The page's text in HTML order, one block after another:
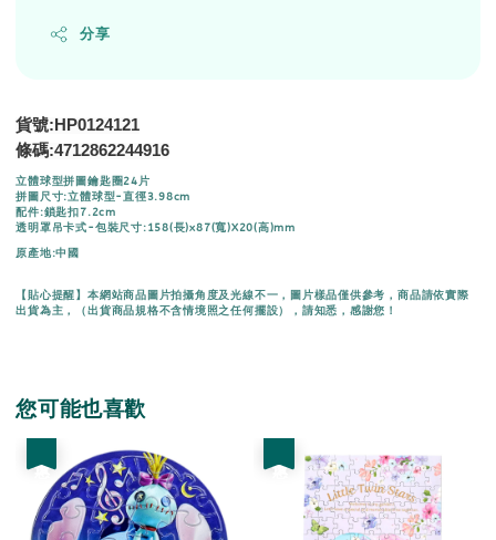
分享
貨號:HP0124121
條碼:4712862244916
立體球型拼圖鑰匙圈24片
拼圖尺寸:立體球型-直徑3.98cm
配件:鎖匙扣7.2cm
透明罩吊卡式-包裝尺寸:158(長)x87(寬)X20(高)mm
原產地:中國
【貼心提醒】本網站商品圖片拍攝角度及光線不一，圖片樣品僅供參考，商品請依實際
出貨為主，（出貨商品規格不含情境照之任何擺設），請知悉，感謝您！
您可能也喜歡